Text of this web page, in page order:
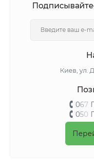
Киeв, ул.
067
050